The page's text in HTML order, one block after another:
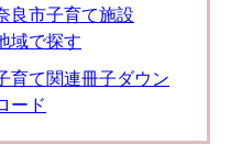
良市子育て施設
域で探す
育て関連冊子ダウン
ード